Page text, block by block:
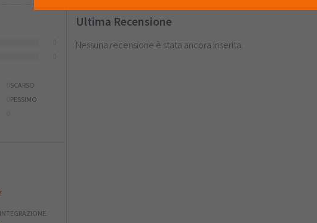
SCARSO
PESSIMO
Ultima Recensione
Nessuna recensione è stata ancora inserita.